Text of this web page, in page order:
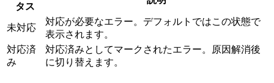
タス
未対応
対応が必要なエラー。デフォルトではこの状態で
表示されます。
対応済
み
対応済みとしてマークされたエラー。原因解消後
に切り替えます。